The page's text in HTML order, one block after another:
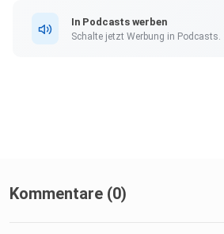
00:25 Intro Tour-Station 2 Heiligenthal
In Podcasts werben
Schalte jetzt Werbung in Podcasts.
Kommentare (0)